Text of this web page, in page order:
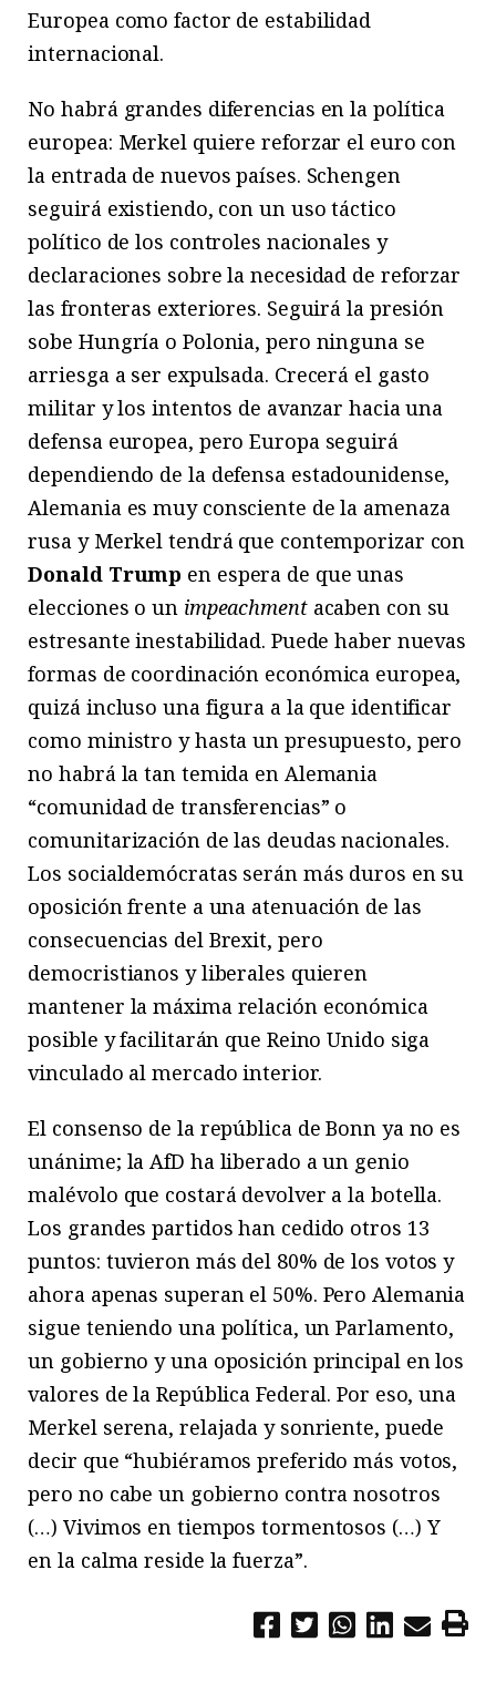
Europea como factor de estabilidad
internacional.
No habrá grandes diferencias en la política
europea: Merkel quiere reforzar el euro con
la entrada de nuevos países. Schengen
seguirá existiendo, con un uso táctico
político de los controles nacionales y
declaraciones sobre la necesidad de reforzar
las fronteras exteriores. Seguirá la presión
sobe Hungría o Polonia, pero ninguna se
arriesga a ser expulsada. Crecerá el gasto
militar y los intentos de avanzar hacia una
defensa europea, pero Europa seguirá
dependiendo de la defensa estadounidense,
Alemania es muy consciente de la amenaza
rusa y Merkel tendrá que contemporizar con
Donald Trump en espera de que unas
elecciones o un impeachmentacaben con su
estresante inestabilidad. Puede haber nuevas
formas de coordinación económica europea,
quizá incluso una figura a la que identificar
como ministro y hasta un presupuesto, pero
no habrá la tan temida en Alemania
“comunidad de transferencias” o
comunitarización de las deudas nacionales.
Los socialdemócratas serán más duros en su
oposición frente a una atenuación de las
consecuencias del Brexit, pero
democristianos y liberales quieren
mantener la máxima relación económica
posible y facilitarán que Reino Unido siga
vinculado al mercado interior.
El consenso de la república de Bonn ya no es
unánime; la AfD ha liberado a un genio
malévolo que costará devolver a la botella.
Los grandes partidos han cedido otros 13
puntos: tuvieron más del 80% de los votos y
ahora apenas superan el 50%. Pero Alemania
sigue teniendo una política, un Parlamento,
un gobierno y una oposición principal en los
valores de la República Federal. Por eso, una
Merkel serena, relajada y sonriente, puede
decir que “hubiéramos preferido más votos,
pero no cabe un gobierno contra nosotros
(…) Vivimos en tiempos tormentosos (…) Y
en la calma reside la fuerza”.